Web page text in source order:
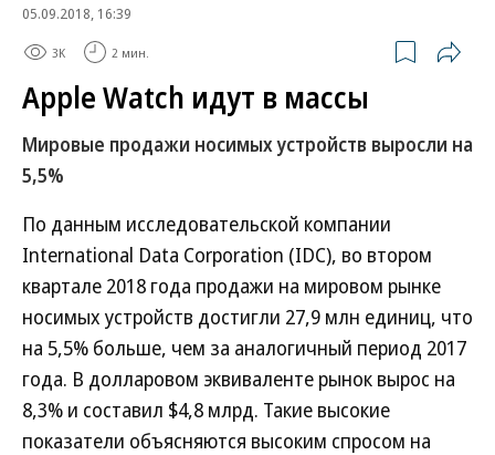
05.09.2018, 16:39
3K 2 мин.
Apple Watch идут в массы
Мировые продажи носимых устройств выросли на
5,5%
По данным исследовательской компании
International Data Corporation (IDC), во втором
квартале 2018 года продажи на мировом рынке
носимых устройств достигли 27,9 млн единиц, что
на 5,5% больше, чем за аналогичный период 2017
года. В долларовом эквиваленте рынок вырос на
8,3% и составил $4,8 млрд. Такие высокие
показатели объясняются высоким спросом на